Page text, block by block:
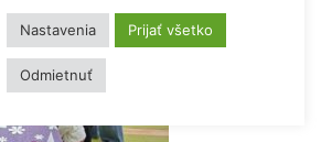
Nastavenia Prijať všetko
Odmietnuť